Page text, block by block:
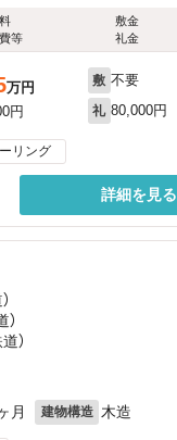
等
敷金
礼金
万円
円
敷 不要
礼 80,000円
リング
詳細を見る
）
月 建物構造 木造